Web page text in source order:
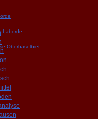
Laborde
Oberbaselbiet